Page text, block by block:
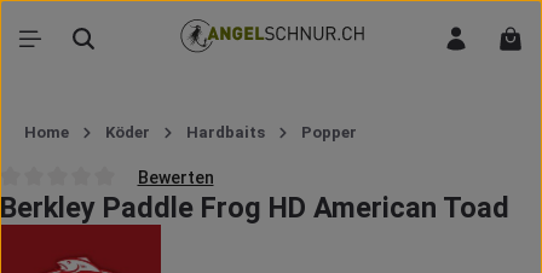
Zum Hauptinhalt springen
Home Köder Hardbaits Popper
Durchschnittliche Bewertung von 0 von 5 Sternen
Bewerten
Berkley Paddle Frog HD American Toad